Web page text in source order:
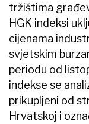
tržištima
HGK indeksi
cijenama
svjetskim
periodu od
indekse se
prikupljeni od
Hrvatskoj i